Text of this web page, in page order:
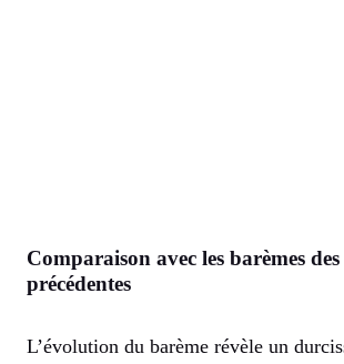
Comparaison avec les barèmes des
précédentes
L’évolution du barème révèle un